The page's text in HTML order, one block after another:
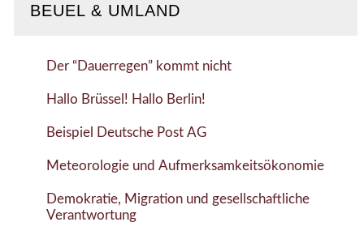
BEUEL & UMLAND
Der “Dauerregen” kommt nicht
Hallo Brüssel! Hallo Berlin!
Beispiel Deutsche Post AG
Meteorologie und Aufmerksamkeitsökonomie
Demokratie, Migration und gesellschaftliche
Verantwortung